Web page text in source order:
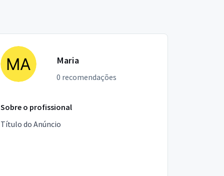
Maria
0 recomendações
Sobre o profissional
Título do Anúncio